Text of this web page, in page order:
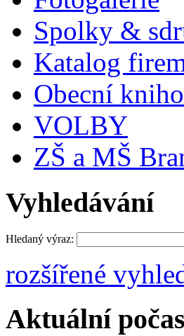
Spolky &
Katalog
Obecní
VOLBY
ZŠ a MŠ
Vyhledávání
Hledaný výraz:
rozšířené
Aktuální